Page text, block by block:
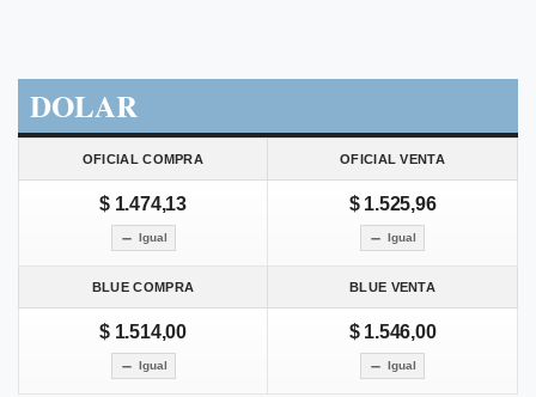
DOLAR
OFICIAL COMPRA OFICIAL VENTA
$ 1.474,13
Igual
$ 1.525,96
Igual
BLUE COMPRA BLUE VENTA
$ 1.514,00
Igual
$ 1.546,00
Igual